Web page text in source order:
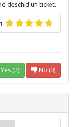
deschid un ticket.
Yes (2) No (0)